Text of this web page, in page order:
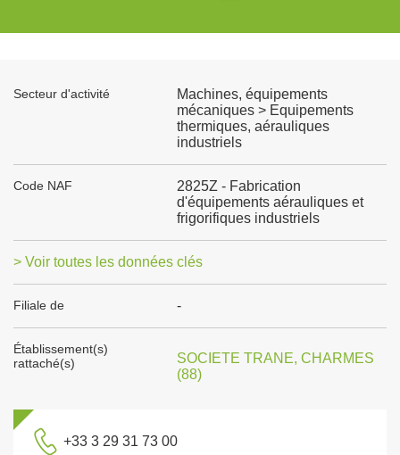
Secteur d'activité
Machines, équipements
mécaniques > Equipements
thermiques, aérauliques
industriels
Code NAF
2825Z - Fabrication
d'équipements aérauliques et
frigorifiques industriels
> Voir toutes les données clés
Filiale de -
Établissement(s)
rattaché(s)
SOCIETE TRANE, CHARMES
(88)
+33 3 29 31 73 00